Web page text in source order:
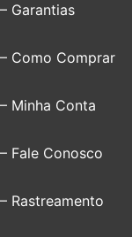
– Garantias
– Como Comprar
– Minha Conta
– Fale Conosco
– Rastreamento